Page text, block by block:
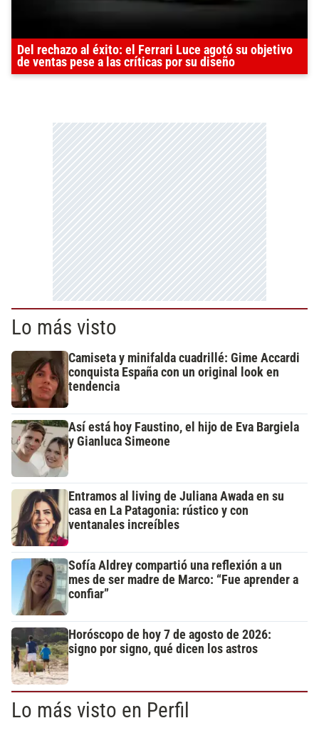
Del rechazo al éxito: el Ferrari Luce agotó su objetivo
de ventas pese a las críticas por su diseño
Lo más visto
Camiseta y minifalda cuadrillé: Gime Accardi
conquista España con un original look en
tendencia
Así está hoy Faustino, el hijo de Eva Bargiela
y Gianluca Simeone
Entramos al living de Juliana Awada en su
casa en La Patagonia: rústico y con
ventanales increíbles
Sofía Aldrey compartió una reflexión a un
mes de ser madre de Marco: “Fue aprender a
confiar”
Horóscopo de hoy 7 de agosto de 2026:
signo por signo, qué dicen los astros
Lo más visto en Perfil